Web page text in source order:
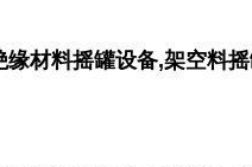
材料摇罐设备,架空料